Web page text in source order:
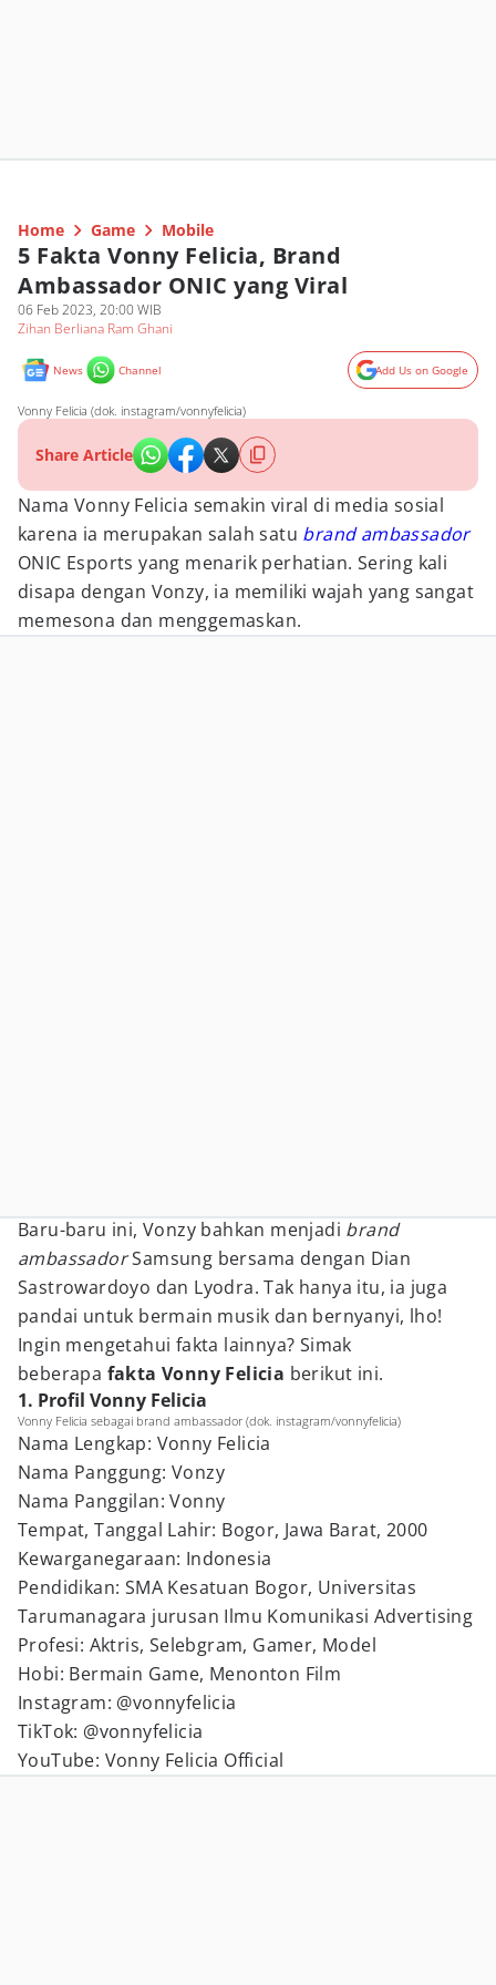
Home Game Mobile
5 Fakta Vonny Felicia, Brand
Ambassador ONIC yang Viral
06 Feb 2023, 20:00 WIB
Zihan Berliana Ram Ghani
News Channel Add Us on Google
Vonny Felicia (dok. instagram/vonnyfelicia)
Share Article
Nama Vonny Felicia semakin viral di media sosial
karena ia merupakan salah satu brand ambassador
ONIC Esports yang menarik perhatian. Sering kali
disapa dengan Vonzy, ia memiliki wajah yang sangat
memesona dan menggemaskan.
Baru-baru ini, Vonzy bahkan menjadi brand
ambassadorSamsung bersama dengan Dian
Sastrowardoyo dan Lyodra. Tak hanya itu, ia juga
pandai untuk bermain musik dan bernyanyi, lho!
Ingin mengetahui fakta lainnya? Simak
beberapa fakta Vonny Felicia berikut ini.
1. Profil Vonny Felicia
Vonny Felicia sebagai brand ambassador (dok. instagram/vonnyfelicia)
Nama Lengkap: Vonny Felicia
Nama Panggung: Vonzy
Nama Panggilan: Vonny
Tempat, Tanggal Lahir: Bogor, Jawa Barat, 2000
Kewarganegaraan: Indonesia
Pendidikan: SMA Kesatuan Bogor, Universitas
Tarumanagara jurusan Ilmu Komunikasi Advertising
Profesi: Aktris, Selebgram, Gamer, Model
Hobi: Bermain Game, Menonton Film
Instagram: @vonnyfelicia
TikTok: @vonnyfelicia
YouTube: Vonny Felicia Official